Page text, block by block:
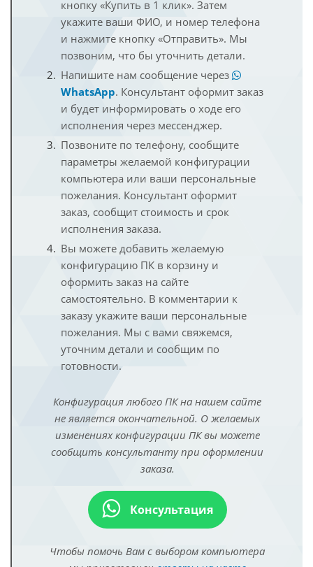
кнопку «Купить в 1 клик». Затем
укажите ваши ФИО, и номер телефона
и нажмите кнопку «Отправить». Мы
позвоним, что бы уточнить детали.
Напишите нам сообщение через
WhatsApp. Консультант оформит заказ
и будет информировать о ходе его
исполнения через мессенджер.
Позвоните по телефону, сообщите
параметры желаемой конфигурации
компьютера или ваши персональные
пожелания. Консультант оформит
заказ, сообщит стоимость и срок
исполнения заказа.
Вы можете добавить желаемую
конфигурацию ПК в корзину и
оформить заказ на сайте
самостоятельно. В комментарии к
заказу укажите ваши персональные
пожелания. Мы с вами свяжемся,
уточним детали и сообщим по
готовности.
Конфигурация любого ПК на нашем сайте
не является окончательной. О желаемых
изменениях конфигурации ПК вы можете
сообщить консультанту при оформлении
заказа.
Консультация
Чтобы помочь Вам с выбором компьютера